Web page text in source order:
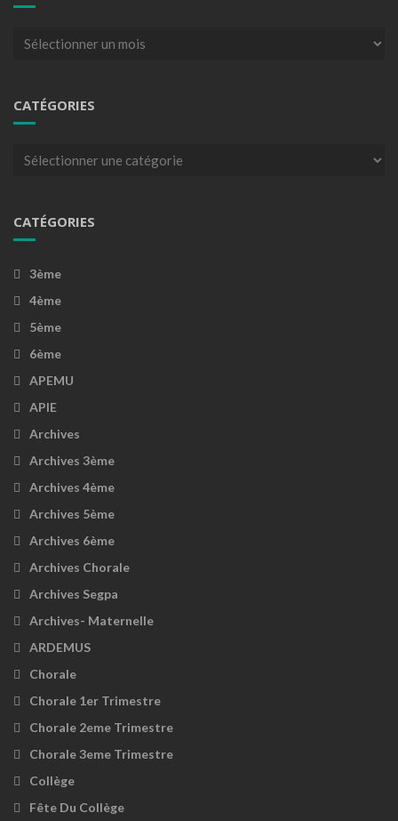
Archives
CATÉGORIES
Catégories
CATÉGORIES
3ème
4ème
5ème
6ème
APEMU
APIE
Archives
Archives 3ème
Archives 4ème
Archives 5ème
Archives 6ème
Archives Chorale
Archives Segpa
Archives- Maternelle
ARDEMUS
Chorale
Chorale 1er Trimestre
Chorale 2eme Trimestre
Chorale 3eme Trimestre
Collège
Fête Du Collège